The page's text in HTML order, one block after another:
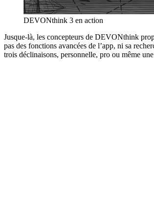
DEVONthink 3 en action
Jusque-là, les concepteurs de DEVONthink
pas des fonctions avancées de l’app, ni sa
trois déclinaisons, personnelle, pro ou même